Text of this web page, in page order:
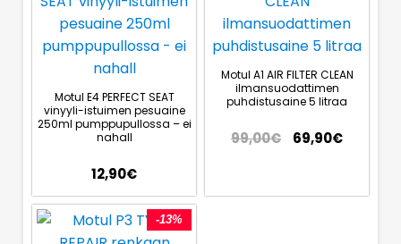
Motul E4 PERFECT SEAT
vinyyli-istuimen pesuaine
250ml pumppupullossa – ei
nahall
12,90€
Motul A1 AIR FILTER CLEAN
ilmansuodattimen
puhdistusaine 5 litraa
99,00€ 69,90€
-13%